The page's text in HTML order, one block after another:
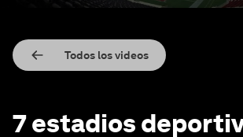
Todos los videos
7 estadios